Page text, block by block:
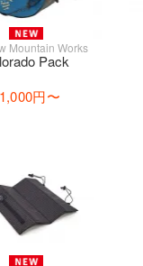
Mountain Works
Pack
円〜